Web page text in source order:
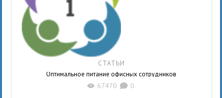
СТАТЬИ
Оптимальное питание офисных сотрудников
X 67470 K 0